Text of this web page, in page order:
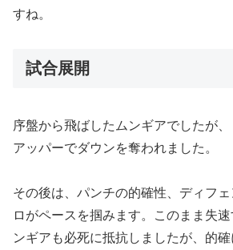
すね。
試合展開
序盤から飛ばしたムンギアでしたが
アッパーでダウンを奪われました。
その後は、パンチの的確性、ディフ
ロがペースを掴みます。このまま失
ンギアも必死に抵抗しましたが、的